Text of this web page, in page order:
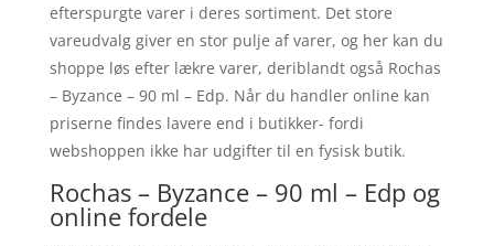
efterspurgte varer i deres sortiment. Det store
vareudvalg giver en stor pulje af varer, og her kan du
shoppe løs efter lækre varer, deriblandt også Rochas
– Byzance – 90 ml – Edp. Når du handler online kan
priserne findes lavere end i butikker- fordi
webshoppen ikke har udgifter til en fysisk butik.
Rochas – Byzance – 90 ml – Edp og
online fordele